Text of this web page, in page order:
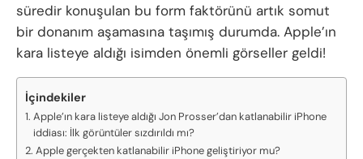
süredir konuşulan bu form faktörünü artık somut
bir donanım aşamasına taşımış durumda. Apple’ın
kara listeye aldığı isimden önemli görseller geldi!
İçindekiler
Apple’ın kara listeye aldığı Jon Prosser’dan katlanabilir iPhone
iddiası: İlk görüntüler sızdırıldı mı?
Apple gerçekten katlanabilir iPhone geliştiriyor mu?